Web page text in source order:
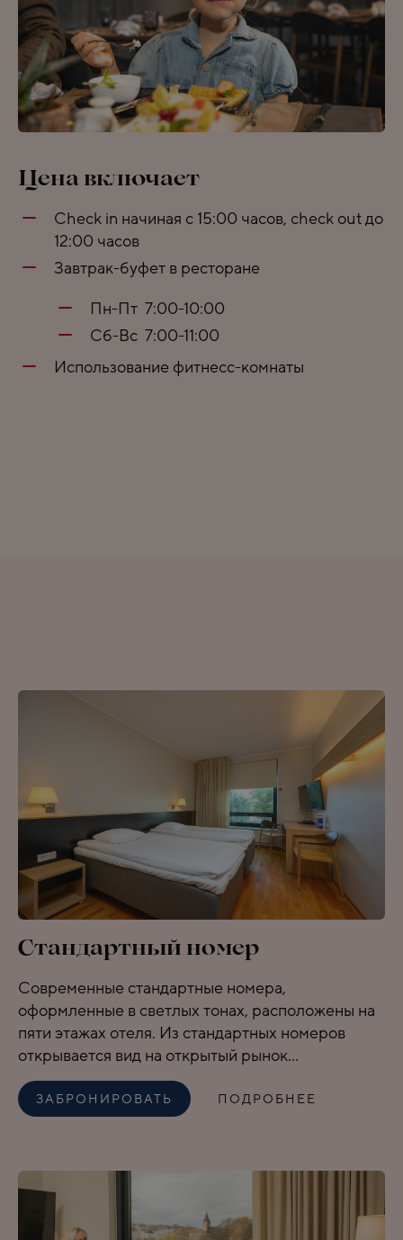
Цена включает
Check in начиная с 15:00 часов, check out до
12:00 часов
Завтрак-буфет в ресторане
Пн-Пт 7:00-10:00
Сб-Вс 7:00-11:00
Использование фитнесс-комнаты
Cтандартный номер
Современные стандартные номера,
оформленные в светлых тонах, расположены на
пяти этажах отеля. Из стандартных номеров
открывается вид на открытый рынок...
ЗАБРОНИРОВАТЬ ПОДРОБНЕЕ